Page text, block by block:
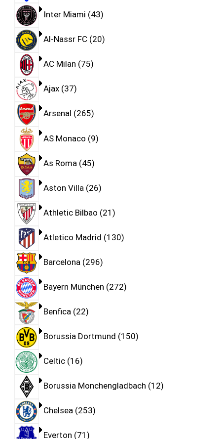
Inter Miami 43
Al-Nassr FC 20
AC Milan 75
Ajax 37
Arsenal 265
AS Monaco 9
As Roma 45
Aston Villa 26
Athletic Bilbao 21
Atletico Madrid 130
Barcelona 296
Bayern München 272
Benfica 22
Borussia Dortmund 150
Celtic 16
Borussia Monchengladbach 12
Chelsea 253
Everton 71